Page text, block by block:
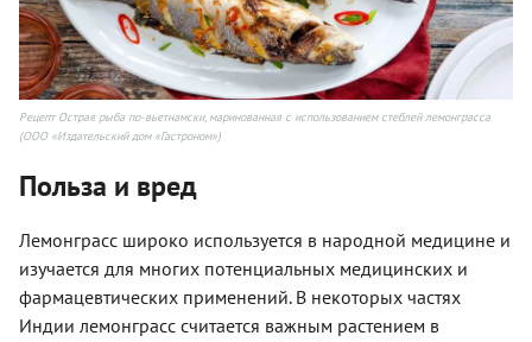
Рецепт Острая рыба по-вьетнамски, маринованная с использованием стеблей лемонграсса
(ООО «Издательский дом «Гастроном»)
Польза и вред
Лемонграсс широко используется в народной медицине и
изучается для многих потенциальных медицинских и
фармацевтических применений. В некоторых частях
Индии лемонграсс считается важным растением в